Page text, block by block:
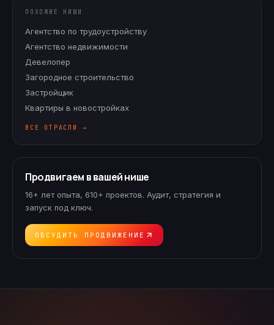
ПОХОЖИЕ НИШИ
Агентство по трудоустройству
Агентство недвижимости
Девелопер
Загородное строительство
Застройщик
Квартиры в новостройках
ВСЕ ОТРАСЛИ →
Продвигаем в вашей нише
16+ лет опыта, 610+ проектов. Аудит, стратегия и
запуск под ключ.
ОБСУДИТЬ ПРОДВИЖЕНИЕ